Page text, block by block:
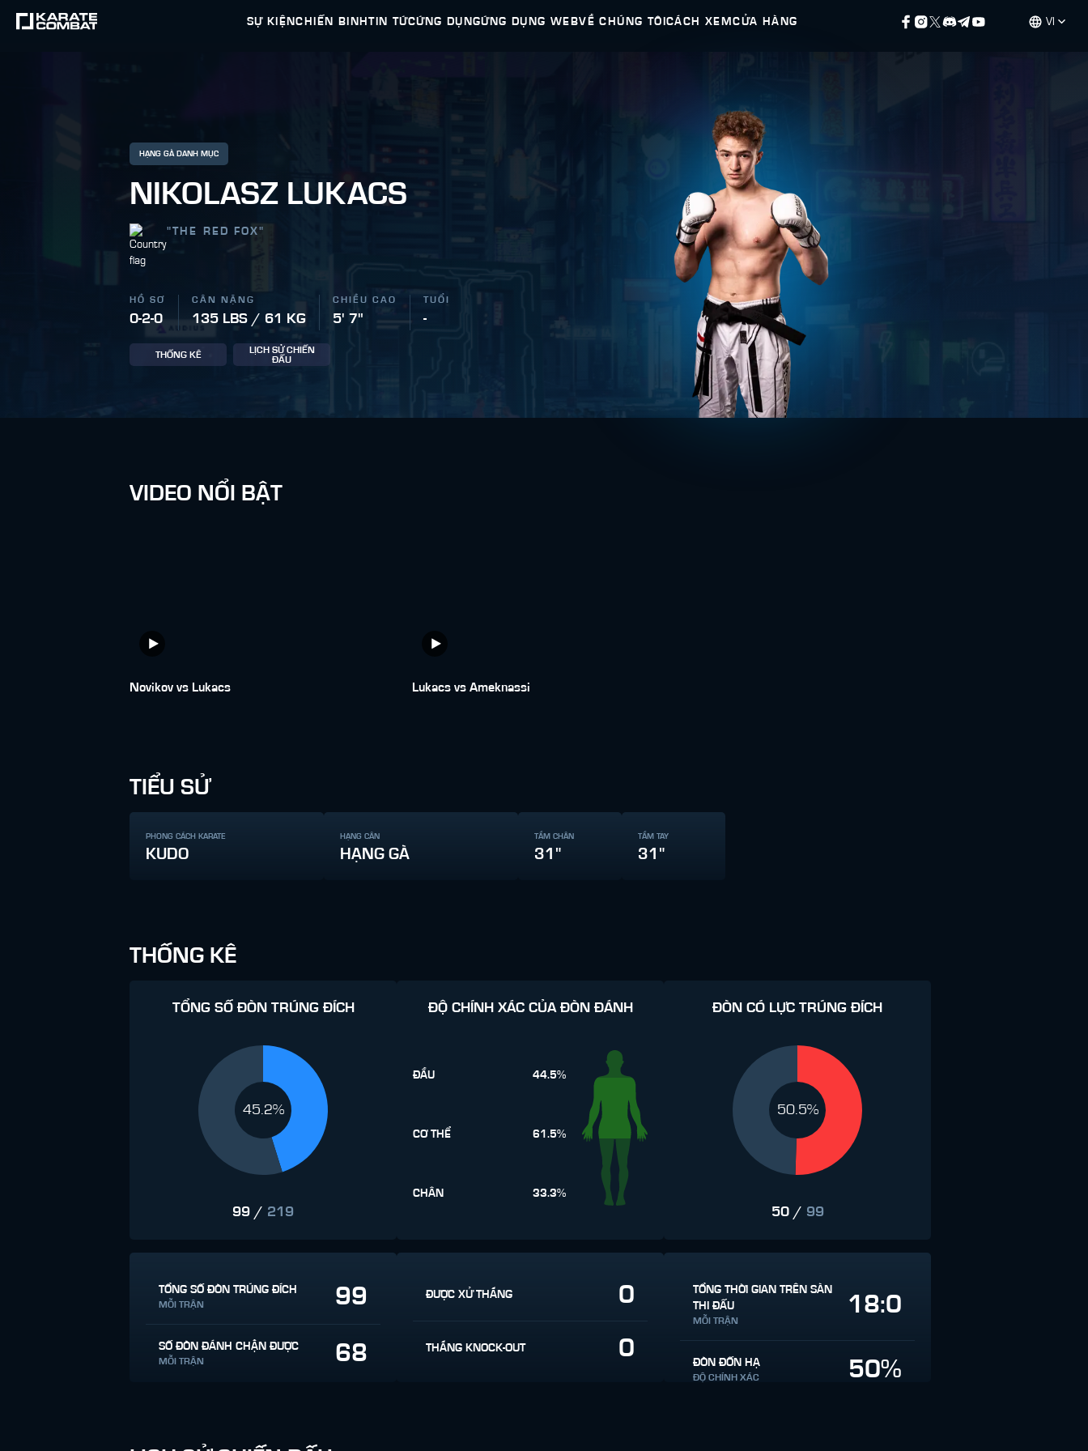
VI
SỰ KIỆNCHIẾN BINHTIN TỨCỨNG DỤNGỨNG DỤNG WEBVỀ CHÚNG TÔICÁCH XEMCỬA HÀNG
HẠNG GÀ DANH MỤC
NIKOLASZ LUKACS
"THE RED FOX"
HỒ SƠ
0-2-0
CÂN NẶNG
135 LBS / 61 KG
CHIỀU CAO
5' 7"
TUỔI
-
THỐNG KÊ
LỊCH SỬ CHIẾN
ĐẤU
VIDEO NỔI BẬT
Novikov vs Lukacs Lukacs vs Ameknassi
TIỂU SỬ
PHONG CÁCH KARATE
KUDO
HẠNG CÂN
HẠNG GÀ
TẦM CHÂN
31"
TẦM TAY
31"
THỐNG KÊ
TỔNG SỐ ĐÒN TRÚNG ĐÍCH
45.2%
99 / 219
ĐỘ CHÍNH XÁC CỦA ĐÒN ĐÁNH
ĐẦU 44.5%
CƠ THỂ 61.5%
CHÂN 33.3%
ĐÒN CÓ LỰC TRÚNG ĐÍCH
50.5%
50/ 99
TỔNG SỐ ĐÒN TRÚNG ĐÍCH
MỖI TRẬN 99
SỐ ĐÒN ĐÁNH CHẶN ĐƯỢC
MỖI TRẬN 68
ĐƯỢC XỬ THẮNG 0
THẮNG KNOCK-OUT 0
TỔNG THỜI GIAN TRÊN SÀN
THI ĐẤU
MỖI TRẬN
18:0
ĐÒN ĐỐN HẠ
ĐỘ CHÍNH XÁC 50%